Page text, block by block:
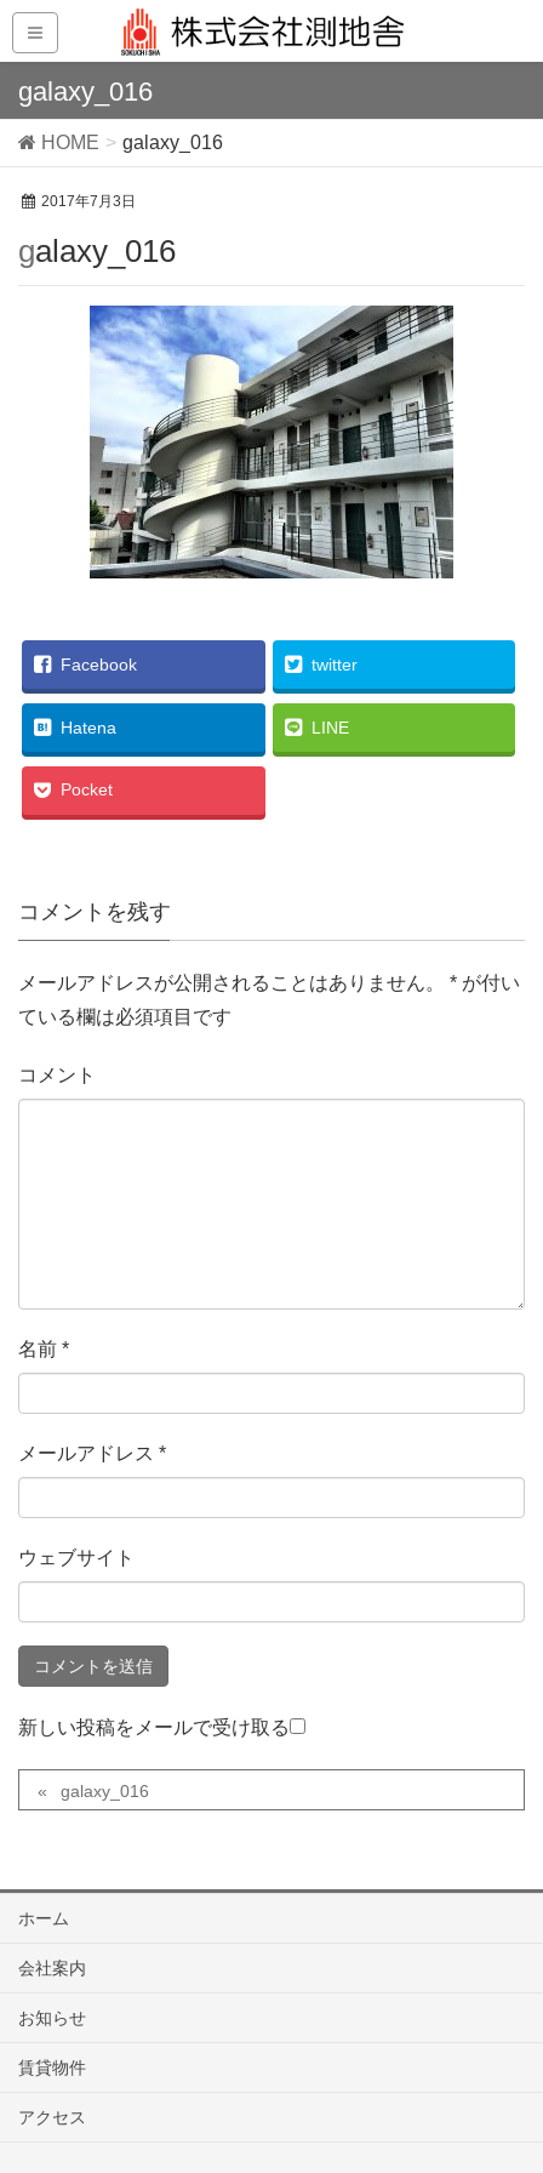
galaxy_016
HOME galaxy_016
2017年7月3日
galaxy_016
Facebook twitter
Hatena LINE
Pocket
コメントを残す
メールアドレスが公開されることはありません。 * が付い
ている欄は必須項目です
コメント
名前 *
メールアドレス *
ウェブサイト
新しい投稿をメールで受け取る
galaxy_016
ホーム
会社案内
お知らせ
賃貸物件
アクセス